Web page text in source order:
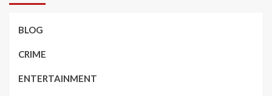
BLOG
CRIME
ENTERTAINMENT